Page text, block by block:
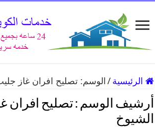
الرئيسية / الوسم:تصليح افران غاز
أرشيف الوسم :تصليح افران
الشيوخ